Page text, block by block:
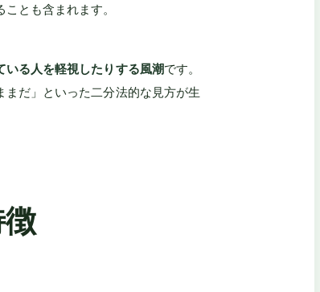
とも含まれます。
いる人を軽視したりする風潮です。
だ」といった二分法的な見方が生